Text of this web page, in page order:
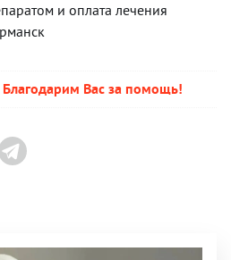
и оплата лечения
Вас за помощь!